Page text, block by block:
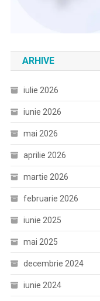
ARHIVE
iulie 2026
iunie 2026
mai 2026
aprilie 2026
martie 2026
februarie 2026
iunie 2025
mai 2025
decembrie 2024
iunie 2024